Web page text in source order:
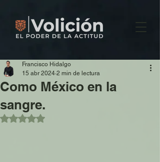
Como México en la
sangre.
Francisco Hidalgo
15 abr 2024 2 min de lectura
Obtuvo NaN de 5 estrellas.